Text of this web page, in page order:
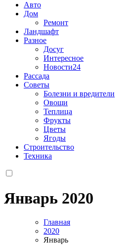
Авто
Дом
Ремонт
Ландшафт
Разное
Досуг
Интересное
Новости24
Рассада
Советы
Болезни и вредители
Овощи
Теплица
Фрукты
Цветы
Ягоды
Строительство
Техника
Январь 2020
Главная
2020
Январь